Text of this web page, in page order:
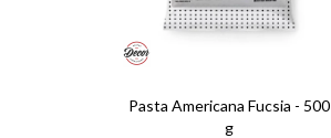
Pasta Americana Fucsia - 500
g